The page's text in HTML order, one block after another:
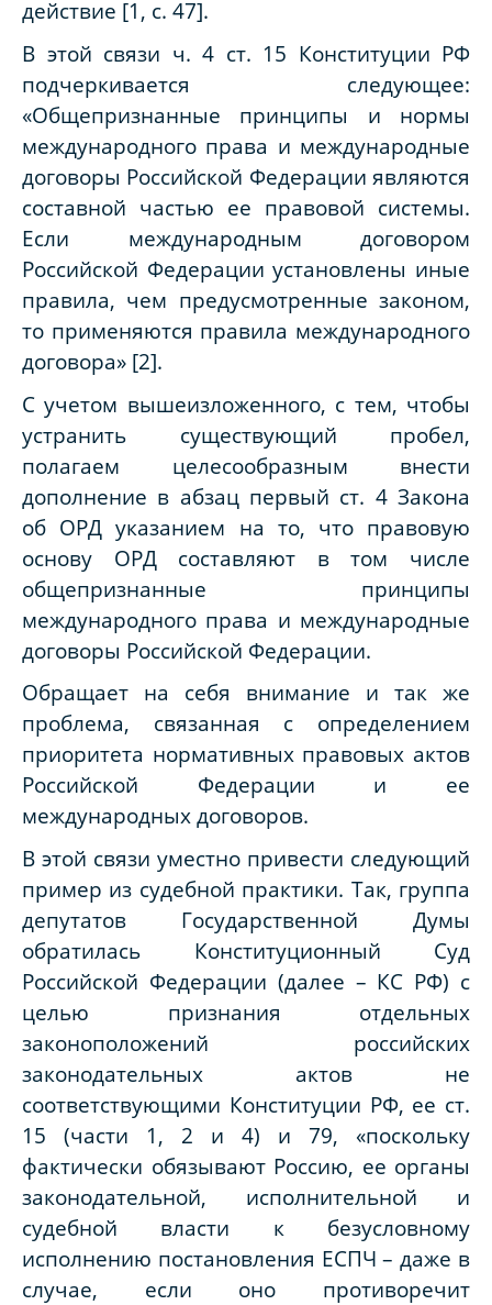
действие [1, с. 47].
В этой связи ч. 4 ст. 15 Конституции РФ
подчеркивается следующее:
«Общепризнанные принципы и нормы
международного права и международные
договоры Российской Федерации являются
составной частью ее правовой системы.
Если международным договором
Российской Федерации установлены иные
правила, чем предусмотренные законом,
то применяются правила международного
договора» [2].
С учетом вышеизложенного, с тем, чтобы
устранить существующий пробел,
полагаем целесообразным внести
дополнение в абзац первый ст. 4 Закона
об ОРД указанием на то, что правовую
основу ОРД составляют в том числе
общепризнанные принципы
международного права и международные
договоры Российской Федерации.
Обращает на себя внимание и так же
проблема, связанная с определением
приоритета нормативных правовых актов
Российской Федерации и ее
международных договоров.
В этой связи уместно привести следующий
пример из судебной практики. Так, группа
депутатов Государственной Думы
обратилась Конституционный Суд
Российской Федерации (далее – КС РФ) с
целью признания отдельных
законоположений российских
законодательных актов не
соответствующими Конституции РФ, ее ст.
15 (части 1, 2 и 4) и 79, «поскольку
фактически обязывают Россию, ее органы
законодательной, исполнительной и
судебной власти к безусловному
исполнению постановления ЕСПЧ – даже в
случае, если оно противоречит